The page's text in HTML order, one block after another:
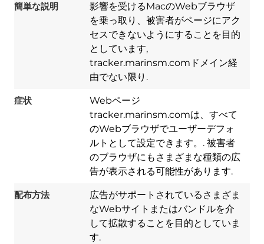
簡単な説明
影響を受けるMacのWebブラウザ
を乗っ取り、被害者がページにアク
セスできないようにすることを目的
としています,
tracker.marinsm.comドメイン経
由でない限り.
症状
Webページ
tracker.marinsm.comは、すべて
のWebブラウザでユーザーデフォ
ルトとして設定できます。. 被害者
のブラウザにもさまざまな種類の広
告が表示される可能性があります.
配布方法
広告がサポートされているさまざま
なWebサイトまたはバンドルを介
して拡散することを目的としていま
す.
Spy Hunter